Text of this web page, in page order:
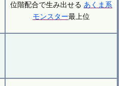
位階配合で生み出せる あくま系
モンスター最上位